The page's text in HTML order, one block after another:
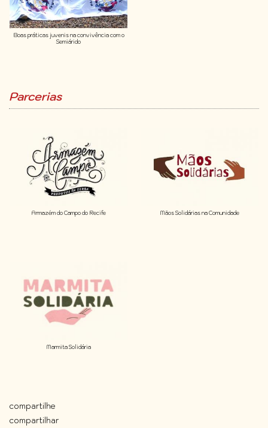
Boas práticas juvenis na convivência com o
Semiárido
Parcerias
Armazém do Campo do Recife Mãos Solidárias na Comunidade
Marmita Solidária
compartilhe
compartilhar